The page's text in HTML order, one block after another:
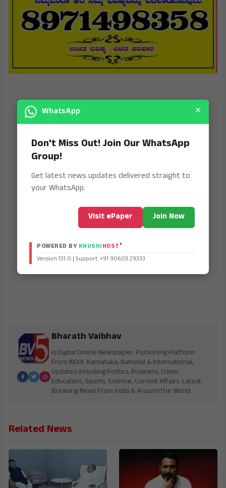
Bharath Vaibhav
is Digital Online Newspaper, Publishing Platform
From INDIA. Karnataka, National & International,
Updates including Politics, Business, Crime,
Education, Sports, Science, Current Affairs. Latest
Breaking News From India & Around the World.
Related News
WhatsApp ×
Don't Miss Out! Join Our WhatsApp
Group!
Get latest news updates delivered straight to
your WhatsApp.
Visit ePaper Join Now
POWERED BY KHUSHIHOST®
Version 131.0 | Support +91 90603 29333